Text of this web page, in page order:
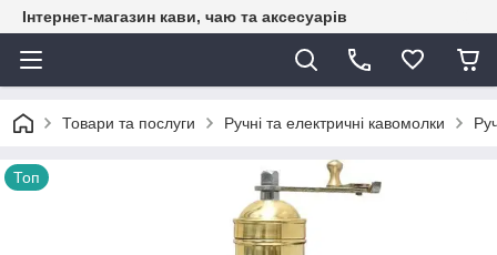
Інтернет-магазин кави, чаю та аксесуарів
Товари та послуги Ручні та електричні кавомолки
Топ